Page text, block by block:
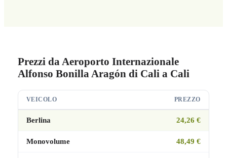
Prezzi da Aeroporto Internazionale
Alfonso Bonilla Aragón di Cali a Cali
VEICOLO PREZZO
Berlina 24,26 €
Monovolume 48,49 €